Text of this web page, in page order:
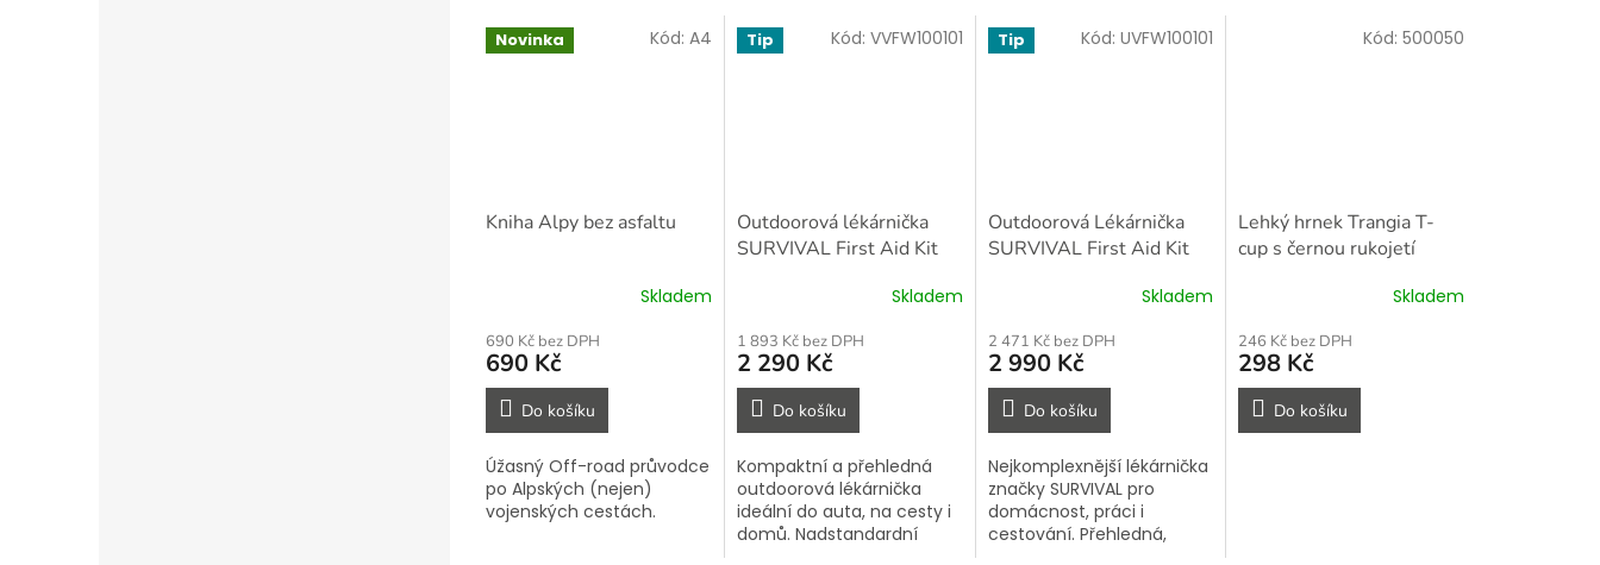
Novinka
Kniha Alpy bez asfaltu
Skladem
690 Kč bez DPH
690 Kč
Do košíku
Úžasný Off-road průvodce
po Alpských (nejen)
vojenských cestách.
Kód: A4 Tip
Outdoorová lékárnička
SURVIVAL First Aid Kit
Skladem
1 893 Kč bez DPH
2 290 Kč
Do košíku
Kompaktní a přehledná
outdoorová lékárnička
ideální do auta, na cesty i
domů. Nadstandardní
Kód: VVFW100101 Tip
Outdoorová Lékárnička
SURVIVAL First Aid Kit
Skladem
2 471 Kč bez DPH
2 990 Kč
Do košíku
Nejkomplexnější lékárnička
značky SURVIVAL pro
domácnost, práci i
cestování. Přehledná,
Kód:UVFW100101
Lehký hrnek Trangia T-
cup s černou rukojetí
Skladem
246 Kč bez DPH
298 Kč
Do košíku
Kód: 500050